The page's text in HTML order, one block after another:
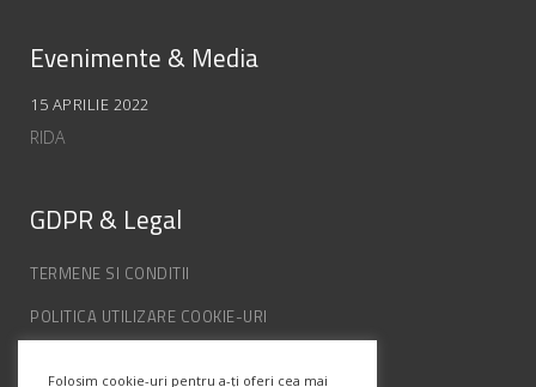
Evenimente & Media
15 APRILIE 2022
RIDA
GDPR & Legal
TERMENE SI CONDITII
POLITICA UTILIZARE COOKIE-URI
Folosim cookie-uri pentru a-ți oferi cea mai